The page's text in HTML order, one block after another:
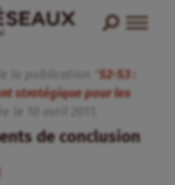
52-53 :
stratégique pour les
de conclusion